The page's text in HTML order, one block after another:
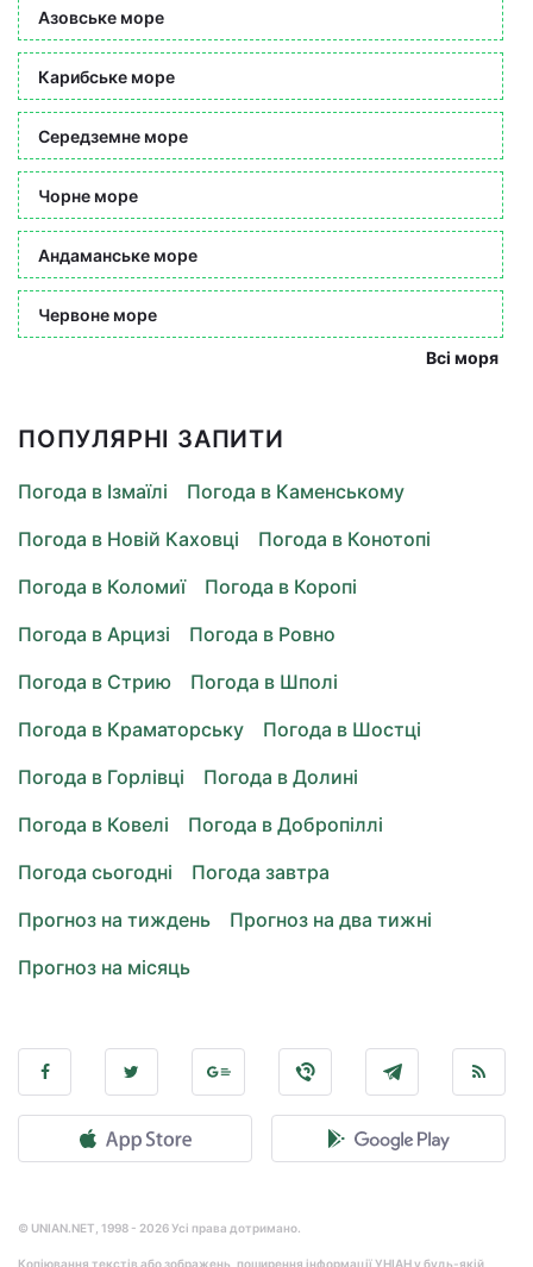
Азовське море
Карибське море
Середземне море
Чорне море
Андаманське море
Червоне море
Всі моря
ПОПУЛЯРНІ ЗАПИТИ
Погода в Ізмаїлі
Погода в Каменському
Погода в Новій Каховці
Погода в Конотопі
Погода в Коломиї
Погода в Коропі
Погода в Арцизі
Погода в Ровно
Погода в Стрию
Погода в Шполі
Погода в Краматорську
Погода в Шостці
Погода в Горлівці
Погода в Долині
Погода в Ковелі
Погода в Добропіллі
Погода сьогодні
Погода завтра
Прогноз на тиждень
Прогноз на два тижні
Прогноз на місяць
© UNIAN.NET, 1998 - 2026 Усі права дотримано.
Копіювання текстів або зображень, поширення інформації УНІАН у будь-якій